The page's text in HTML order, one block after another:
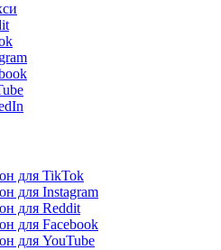
для TikTok
для Instagram
для Reddit
для Facebook
для YouTube